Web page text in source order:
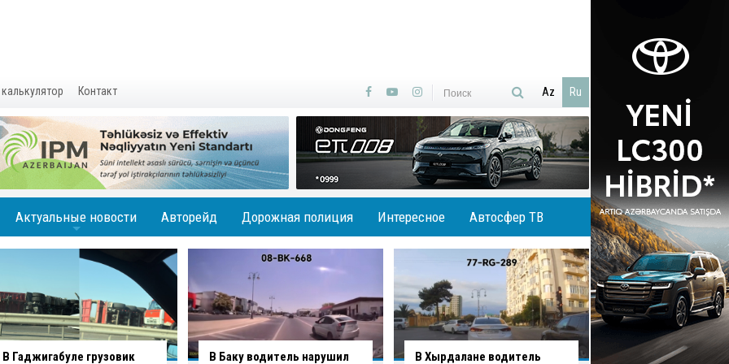
Контакт Az Ru
Актуальные новости Авторейд Дорожная полиция Интересное Автосфер ТВ
В Гаджигабуле грузовик
В Баку водитель нарушил
В Хырдалане водитель
В Баку водитель